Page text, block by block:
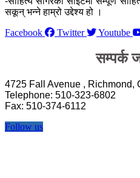
सकून् भन्ने हाम्रो उद्देश्य हो ।
Facebook
Twitter Youtube
सम्पर्क
4725 Fall Avenue , Richmond,
Telephone: 510-323-6802
Fax: 510-374-6112
Follow us